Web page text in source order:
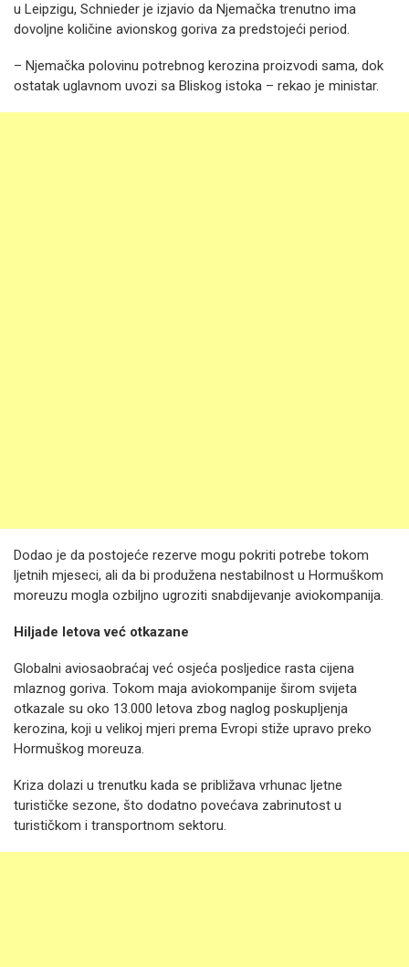
u Leipzigu, Schnieder je izjavio da Njemačka trenutno ima
dovoljne količine avionskog goriva za predstojeći period.
– Njemačka polovinu potrebnog kerozina proizvodi sama, dok
ostatak uglavnom uvozi sa Bliskog istoka – rekao je ministar.
Dodao je da postojeće rezerve mogu pokriti potrebe tokom
ljetnih mjeseci, ali da bi produžena nestabilnost u Hormuškom
moreuzu mogla ozbiljno ugroziti snabdijevanje aviokompanija.
Hiljade letova već otkazane
Globalni aviosaobraćaj već osjeća posljedice rasta cijena
mlaznog goriva. Tokom maja aviokompanije širom svijeta
otkazale su oko 13.000 letova zbog naglog poskupljenja
kerozina, koji u velikoj mjeri prema Evropi stiže upravo preko
Hormuškog moreuza.
Kriza dolazi u trenutku kada se približava vrhunac ljetne
turističke sezone, što dodatno povećava zabrinutost u
turističkom i transportnom sektoru.